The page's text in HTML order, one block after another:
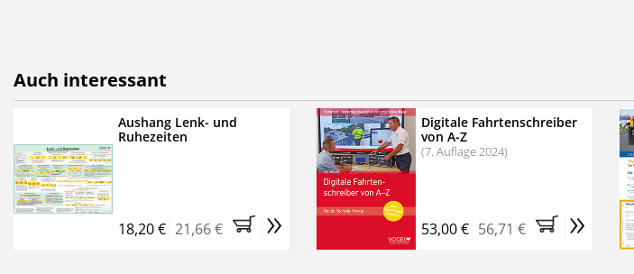
Kostenfreie Online-Seminare
Bestellen Sie jetzt das VerkehrsRundschau Profipaket im
Monate (inkl. der derzeitig gesetzlichen MwSt. und
brauchen Sie nichts weiter tun, das Abonnement endet
entstehen keine weiteren Verpflichtungen.
Auch interessant
Aushang Lenk- und
Ruhezeiten
18,20 € 21,66 € »
Digitale Fahrtenschreiber
von A-Z
(7. Auflage 2024)
53,00 € 56,71 € »